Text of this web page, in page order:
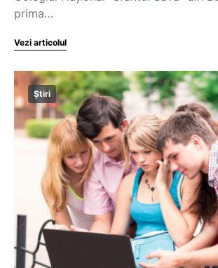
prima…
Vezi articolul
Știri